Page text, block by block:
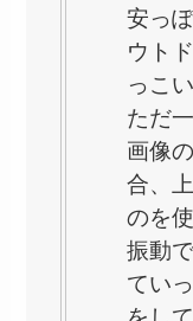
安っ
ウト
っこ
ただ
画像
合、
のを
振動
てい